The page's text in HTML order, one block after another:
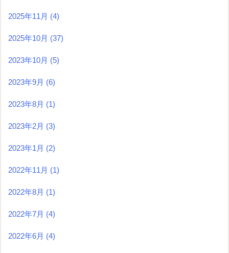
2025年11月 (4)
2025年10月 (37)
2023年10月 (5)
2023年9月 (6)
2023年8月 (1)
2023年2月 (3)
2023年1月 (2)
2022年11月 (1)
2022年8月 (1)
2022年7月 (4)
2022年6月 (4)